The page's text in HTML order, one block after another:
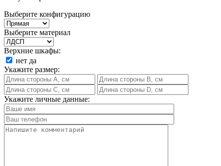
Выберите конфигурацию
Выберите материал
Верхние шкафы:
нет да
Укажите размер:
Укажите личные данные: